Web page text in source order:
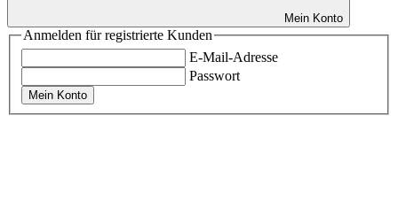
Mein Konto
Anmelden für registrierte Kunden
E-Mail-Adresse
Passwort
Mein Konto